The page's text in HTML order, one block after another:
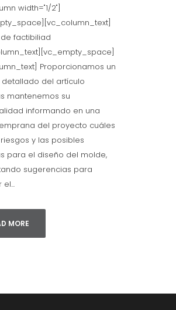
width="1/2"]
de factibiliad
Proporcionamos un
detallado del artículo
mantenemos su
informando en una
del proyecto cuáles
y las posibles
para el diseño del molde,
sugerencias para
MORE